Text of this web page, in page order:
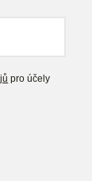
pro účely